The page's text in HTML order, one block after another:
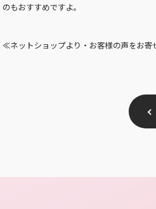
のもおすすめですよ。
≪ネットショップより・お客様の声をお